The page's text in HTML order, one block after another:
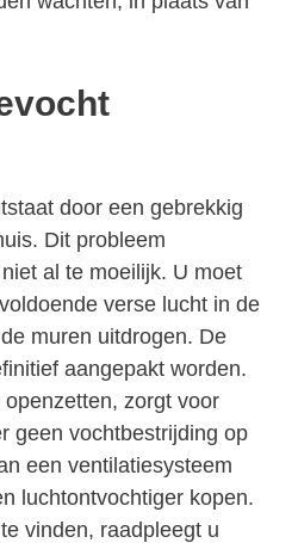
door een gebrekkig
Dit probleem
al te moeilijk. U moet
verse lucht in de
muren uitdrogen. De
aangepakt worden.
zorgt voor
geen vochtbestrijding op
een ventilatiesysteem
luchtontvochtiger kopen.
vinden, raadpleegt u